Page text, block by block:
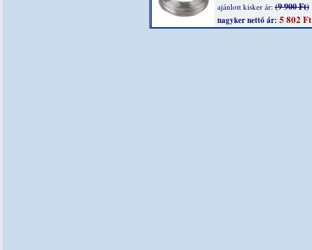
ajánlott kisker ár:(9 900 Ft)
nagyker nettó ár: 5 802 Ft